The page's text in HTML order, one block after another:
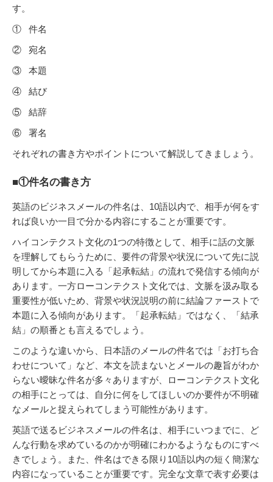
す。
① 件名
② 宛名
③ 本題
④ 結び
⑤ 結辞
⑥ 署名
それぞれの書き方やポイントについて解説してきましょう。
■①件名の書き方
英語のビジネスメールの件名は、10語以内で、相手が何をす
れば良いか一目で分かる内容にすることが重要です。
ハイコンテクスト文化の1つの特徴として、相手に話の文脈
を理解してもらうために、要件の背景や状況について先に説
明してから本題に入る「起承転結」の流れで発信する傾向が
あります。一方ローコンテクスト文化では、文脈を汲み取る
重要性が低いため、背景や状況説明の前に結論ファーストで
本題に入る傾向があります。「起承転結」ではなく、「結承
結」の順番とも言えるでしょう。
このような違いから、日本語のメールの件名では「お打ち合
わせについて」など、本文を読まないとメールの趣旨がわか
らない曖昧な件名が多々ありますが、ローコンテクスト文化
の相手にとっては、自分に何をしてほしいのか要件が不明確
なメールと捉えられてしまう可能性があります。
英語で送るビジネスメールの件名は、相手にいつまでに、ど
んな行動を求めているのかが明確にわかるようなものにすべ
きでしょう。また、件名はできる限り10語以内の短く簡潔な
内容になっていることが重要です。完全な文章で表す必要は